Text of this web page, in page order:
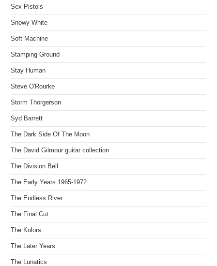
Sex Pistols
Snowy White
Soft Machine
Stamping Ground
Stay Human
Steve O'Rourke
Storm Thorgerson
Syd Barrett
The Dark Side Of The Moon
The David Gilmour guitar collection
The Division Bell
The Early Years 1965-1972
The Endless River
The Final Cut
The Kolors
The Later Years
The Lunatics